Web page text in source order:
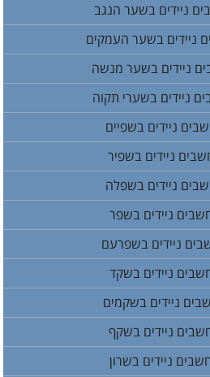
ניידים בשער הנגב
ניידים בשער העמקים
ניידים בשער מנשה
ניידים בשערי תקוה
ניידים בשפיים
ניידים בשפיר
ניידים בשפלה
ניידים בשפר
ניידים בשפרעם
ניידים בשקד
ניידים בשקמים
ניידים בשקף
ניידים בשרון